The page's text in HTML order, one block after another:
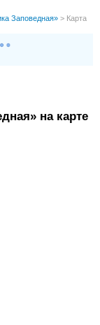
Заповедная»‎ > Карта
на карте